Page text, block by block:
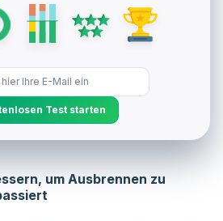
Test starten
um Ausbrennen zu